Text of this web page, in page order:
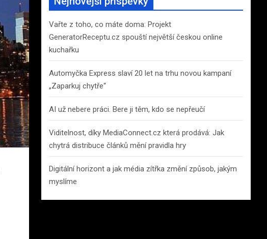
h
Vařte z toho, co máte doma: Projekt
GeneratorReceptu.cz spouští největší českou online
kuchařku
Automyčka Express slaví 20 let na trhu novou kampaní
„Zaparkuj chytře“
AI už nebere práci. Bere ji těm, kdo se nepřeučí
Viditelnost, díky MediaConnect.cz která prodává: Jak
chytrá distribuce článků mění pravidla hry
Digitální horizont a jak média zítřka změní způsob, jakým
myslíme